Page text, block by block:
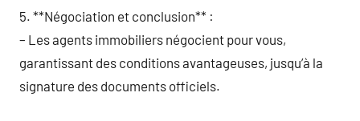
5. **Négociation et conclusion** :
– Les agents immobiliers négocient pour vous,
garantissant des conditions avantageuses, jusqu’à la
signature des documents officiels.